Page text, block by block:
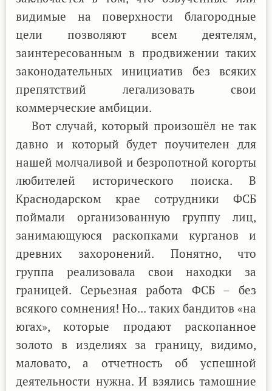
видимые на поверхности благородные
цели позволяют всем деятелям,
заинтересованным в продвижении таких
законодательных инициатив без всяких
препятствий легализовать свои
коммерческие амбиции.
Вот случай, который произошёл не так
давно и который будет поучителен для
нашей молчаливой и безропотной когорты
любителей исторического поиска. В
Краснодарском крае сотрудники ФСБ
поймали организованную группу лиц,
занимающуюся раскопками курганов и
древних захоронений. Понятно, что
группа реализовала свои находки за
границей. Серьезная работа ФСБ – без
всякого сомнения! Но... таких бандитов «на
югах», которые продают раскопанное
золото в изделиях за границу, видимо,
маловато, а отчетность об успешной
деятельности нужна. И взялись тамошние